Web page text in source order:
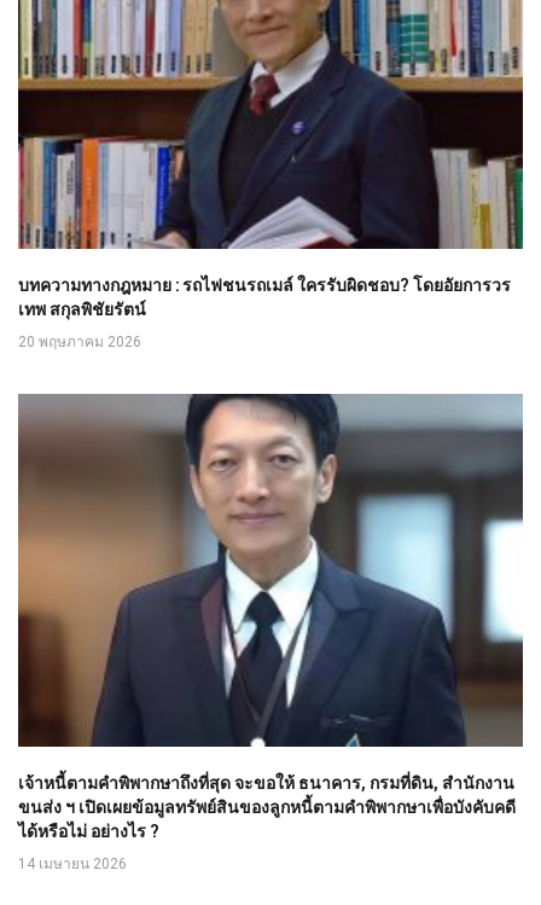
บทความทางกฎหมาย : รถไฟชนรถเมล์ ใครรับผิดชอบ? โดยอัยการวร
เทพ สกุลพิชัยรัตน์
20 พฤษภาคม 2026
เจ้าหนี้ตามคำพิพากษาถึงที่สุด จะขอให้ ธนาคาร, กรมที่ดิน, สำนักงาน
ขนส่ง ฯ เปิดเผยข้อมูลทรัพย์สินของลูกหนี้ตามคำพิพากษาเพื่อบังคับคดี
ได้หรือไม่ อย่างไร ?
14 เมษายน 2026